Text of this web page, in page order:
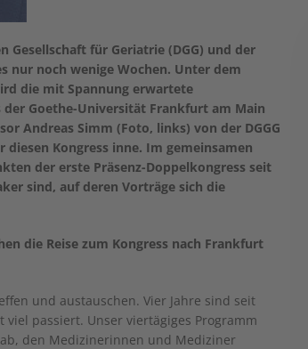
Gesellschaft für Geriatrie (DGG) und der
nur noch wenige Wochen. Unter dem
die mit Spannung erwartete
Goethe-Universität Frankfurt am Main
Andreas Simm (Foto, links) von der DGGG
Kongress inne. Im gemeinsamen
der erste Präsenz-Doppelkongress seit
sind, auf deren Vorträge sich die
die Reise zum Kongress nach Frankfurt
und austauschen. Vier Jahre sind seit
passiert. Unser viertägiges Programm
den Medizinerinnen und Mediziner